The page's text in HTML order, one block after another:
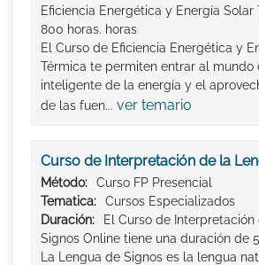
Eficiencia Energética y Energía Solar
800 horas. horas
El Curso de Eficiencia Energética y
Térmica te permiten entrar al mundo
inteligente de la energía y el
de las fuen... ver temario
Curso de Interpretación de la
Método:
Curso FP Presencial
Tematica:
Cursos Especializados
Duración:
El Curso de
Signos Online tiene una duración de
La Lengua de Signos es la lengua